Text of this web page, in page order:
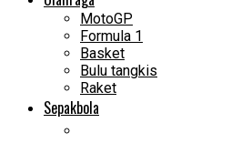
MotoGP
Formula 1
Basket
Bulu tangkis
Raket
Sepakbola